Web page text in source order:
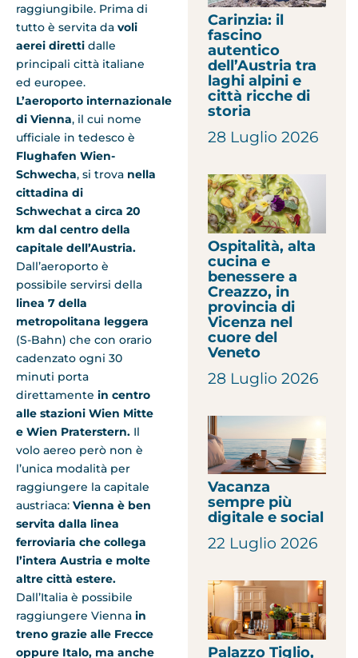
raggiungibile. Prima di
tutto è servita da voli
aerei diretti dalle
principali città italiane
ed europee.
L’aeroporto internazionale
di Vienna, il cui nome
ufficiale in tedesco è
Flughafen Wien-
Schwecha, si trova nella
cittadina di
Schwechat a circa 20
km dal centro della
capitale dell’Austria.
Dall’aeroporto è
possibile servirsi della
linea 7 della
metropolitana leggera
(S-Bahn) che con orario
cadenzato ogni 30
minuti porta
direttamente in centro
alle stazioni Wien Mitte
e Wien Praterstern. Il
volo aereo però non è
l’unica modalità per
raggiungere la capitale
austriaca: Vienna è ben
servita dalla linea
ferroviaria che collega
l’intera Austria e molte
altre città estere.
Dall’Italia è possibile
raggiungere Vienna in
treno grazie alle Frecce
oppure Italo, ma anche
Carinzia: il
fascino
autentico
dell’Austria tra
laghi alpini e
città ricche di
storia
28 Luglio 2026
Ospitalità, alta
cucina e
benessere a
Creazzo, in
provincia di
Vicenza nel
cuore del
Veneto
28 Luglio 2026
Vacanza
sempre più
digitale e social
22 Luglio 2026
Palazzo Tiglio,